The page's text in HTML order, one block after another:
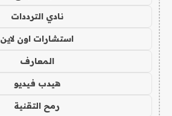
نادي الترددات
استشارات اون لاين
المعارف
هيدب فيديو
رمح التقنية